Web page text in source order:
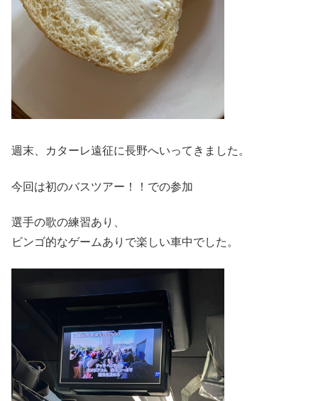
週末、カターレ遠征に長野へいってきました。
今回は初のバスツアー！！での参加
選手の歌の練習あり、
ビンゴ的なゲームありで楽しい車中でした。